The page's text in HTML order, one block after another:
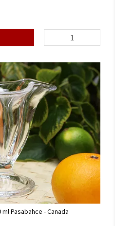
Pasabahce - Canada